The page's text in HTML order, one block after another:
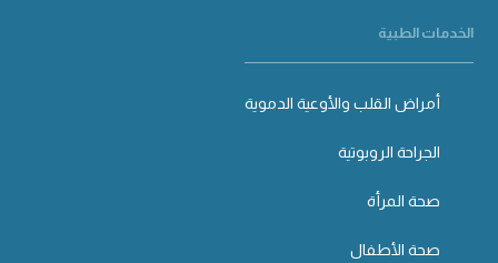
الخدمات الطبية
أمراض القلب والأوعية الدموية
الجراحة الروبوتية
صحة المرأة
صحة الأطفال